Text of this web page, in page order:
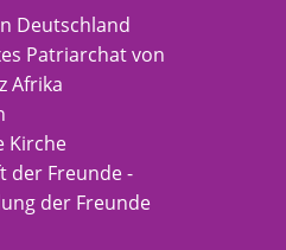
Deutschland
Patriarchat von
Afrika
Kirche
der Freunde -
der Freunde